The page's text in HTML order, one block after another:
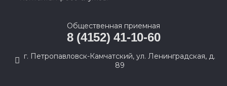
Общественная приемная
8 (4152) 41-10-60
г. Петропавловск-Камчатский, ул. Ленинградская, д.
89